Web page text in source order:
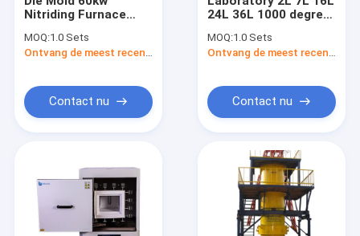
Nitriding Furnace
MOQ:1.0 Sets
Ontvang de meest recente Prijs
Contact nu
24L 36L 1000 degree
10D
MOQ:1.0 Sets
Ontvang de meest recente Prijs
Contact nu